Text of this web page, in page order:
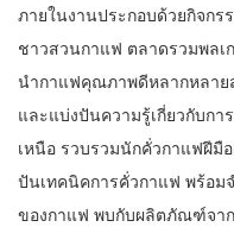
ภายในงานประกอบด้วยกิจก
ชาวสวนกาแฟ ตลาดรวมพลเ
นำกาแฟคุณภาพดีหลากหลาย
และแบ่งปันความรู้เกี่ยวกับก
เหนือ รวบรวมนักคั่วกาแฟฝีมื
ปันเทคนิคการคั่วกาแฟ พร้อ
ของกาแฟ พบกับผลิตภัณฑ์จา